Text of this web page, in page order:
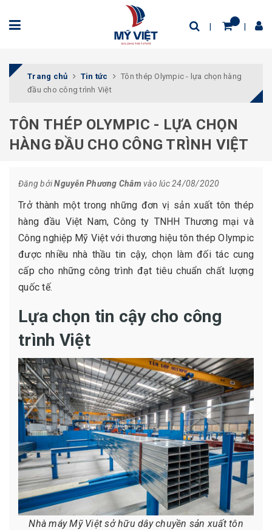
Trang chủ Tin tức
Tôn thép Olympic - lựa chọn hàng
đầu cho công trình Việt
TÔN THÉP OLYMPIC - LỰA CHỌN
HÀNG ĐẦU CHO CÔNG TRÌNH VIỆT
Đăng bởiNguyễn Phương Châm vào lúc 24/08/2020
Trở thành một trong những đơn vị sản xuất tôn thép
hàng đầu Việt Nam, Công ty TNHH Thương mại và
Công nghiệp Mỹ Việt với thương hiệu tôn thép Olympic
được nhiều nhà thầu tin cậy, chọn làm đối tác cung
cấp cho những công trình đạt tiêu chuẩn chất lượng
quốc tế.
Lựa chọn tin cậy cho công
trình Việt
Nhà máy Mỹ Việt sở hữu dây chuyền sản xuất tôn